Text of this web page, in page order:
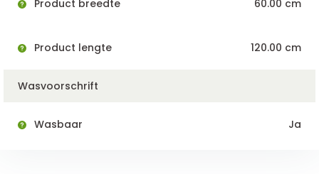
Product breedte 60.00 cm
Product lengte 120.00 cm
Wasvoorschrift
Wasbaar Ja